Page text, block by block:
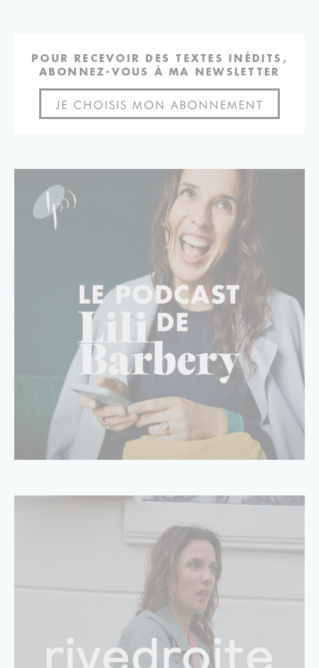
POUR RECEVOIR DES TEXTES INÉDITS,
ABONNEZ-VOUS À MA NEWSLETTER
JE CHOISIS MON ABONNEMENT